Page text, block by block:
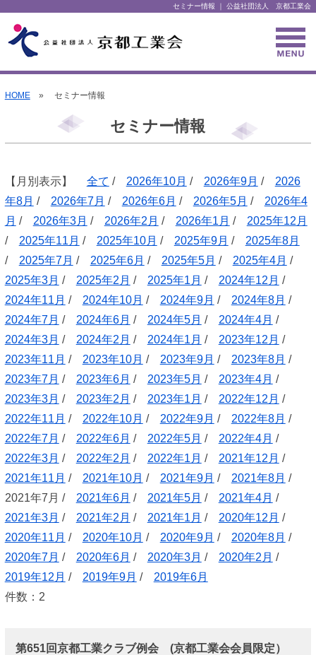
セミナー情報 ｜ 公益社団法人 京都工業会
HOME» セミナー情報
セミナー情報
【月別表示】 全て / 2026年10月 / 2026年9月 / 2026
年8月 / 2026年7月 / 2026年6月 / 2026年5月 / 2026年4
月 / 2026年3月 / 2026年2月 / 2026年1月 / 2025年12月
/ 2025年11月 / 2025年10月 / 2025年9月 / 2025年8月
/ 2025年7月 / 2025年6月 / 2025年5月 / 2025年4月 /
2025年3月 / 2025年2月 / 2025年1月 / 2024年12月 /
2024年11月 / 2024年10月 / 2024年9月 / 2024年8月 /
2024年7月 / 2024年6月 / 2024年5月 / 2024年4月 /
2024年3月 / 2024年2月 / 2024年1月 / 2023年12月 /
2023年11月 / 2023年10月 / 2023年9月 / 2023年8月 /
2023年7月 / 2023年6月 / 2023年5月 / 2023年4月 /
2023年3月 / 2023年2月 / 2023年1月 / 2022年12月 /
2022年11月 / 2022年10月 / 2022年9月 / 2022年8月 /
2022年7月 / 2022年6月 / 2022年5月 / 2022年4月 /
2022年3月 / 2022年2月 / 2022年1月 / 2021年12月 /
2021年11月 / 2021年10月 / 2021年9月 / 2021年8月 /
2021年7月 / 2021年6月 / 2021年5月 / 2021年4月 /
2021年3月 / 2021年2月 / 2021年1月 / 2020年12月 /
2020年11月 / 2020年10月 / 2020年9月 / 2020年8月 /
2020年7月 / 2020年6月 / 2020年3月 / 2020年2月 /
2019年12月 / 2019年9月 / 2019年6月
件数：2
第651回京都工業クラブ例会 (京都工業会会員限定）